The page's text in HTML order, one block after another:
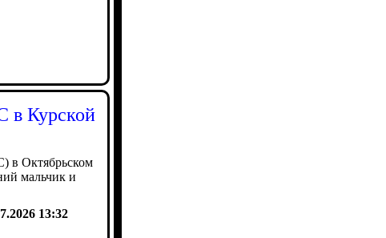
в Курской
в Октябрьском
мальчик и
13:32